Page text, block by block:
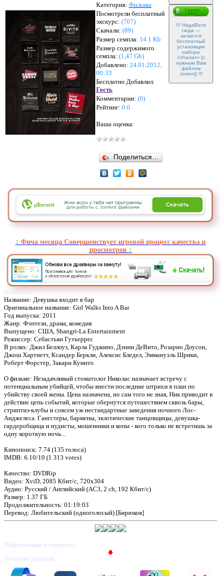
!!! НадаВите
сюда —
качается
бесплатный
установщик
набора
«Утилит» [с
нужным Вам
файлом
.torrent] !!!
Категория: Фильмы
Посмотрели бесплатный
экскурс: (707)
Скачали: (89)
Размер семпла: 14.1 Kb
Размер содержимого
семпла: (1,47 Gb)
Добавлено: 24.01.2012,
00:33
Бесплатно Добавлил:
Гость
Комментарии: (0)
Рейтинг: 0.0
Ваша оценка:
Поделиться…
↕️ Фича месяца Совершенствует игровой процесс качества и
просмотров ↕️
Описание:
Название: Девушка входит в бар
Оригинальное название: Girl Walks Into A Bar
Год выпуска: 2011
Жанр: Фэнтези, драма, комедия
Выпущено: США, Shangri-La Entertainment
Режиссер: Себастьян Гутьеррес
В ролях: Джил Беллоуз, Карла Гуджино, Дэнни ДеВито, Розарио Доусон,
Джош Хартнетт, Ксандер Беркли, Алексис Бледел, Эммануэль Шрики,
Роберт Форстер, Закари Куинто
О фильме: Незадачливый стоматолог Николас назначает встречу с
потенциальным убийцей, чтобы внести последние штрихи в план по
убийству своей жены. Цена назначена, но сам того не зная, Ник приводит в
действие цепь событий, которые обернутся путешествием сквозь бары,
стриптиз-клубы и совсем уж нестандартные заведения ночного Лос-
Анджелеса. Гангстеры, бармены, экзотические танцовщицы, девушка-
гардеробщица и нудисты, мошенники и копы - кого только не встретишь за
одну короткую ночь...
Кинопоиск: 7.74 (135 голоса)
IMDB: 6.10/10 (1 313 votes)
Качество: DVDRip
Видео: XviD, 2085 Кбит/с, 720x304
Аудио: Русский / Английский (AC3, 2 ch, 192 Кбит/с)
Размер: 1.37 ГБ
Продолжительность: 01:19:03
Перевод: Любительский (одноголосый) [Бирюков]
Информация о торренте:
Похожие раздачи: